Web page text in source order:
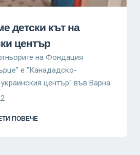
детски кът на
център
на Фондация
е "Канaдадско-
център" във Варна
ПОВЕЧЕ